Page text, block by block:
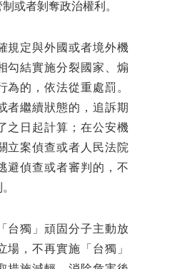
或者剝奪政治權利。
規定與外國或者境外機
勾結實施分裂國家、煽
為的，依法從重處罰。
者繼續狀態的，追訴期
之日起計算；在公安機
立案偵查或者人民法院
避偵查或者審判的，不
台獨」頑固分子主動放
場，不再實施「台獨」